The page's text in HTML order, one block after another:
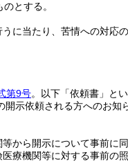
とする。
に当たり、苦情への対応
第9号。以下「依頼書」と
開示依頼される方へのお知
から開示について事前に
療機関等に対する事前の